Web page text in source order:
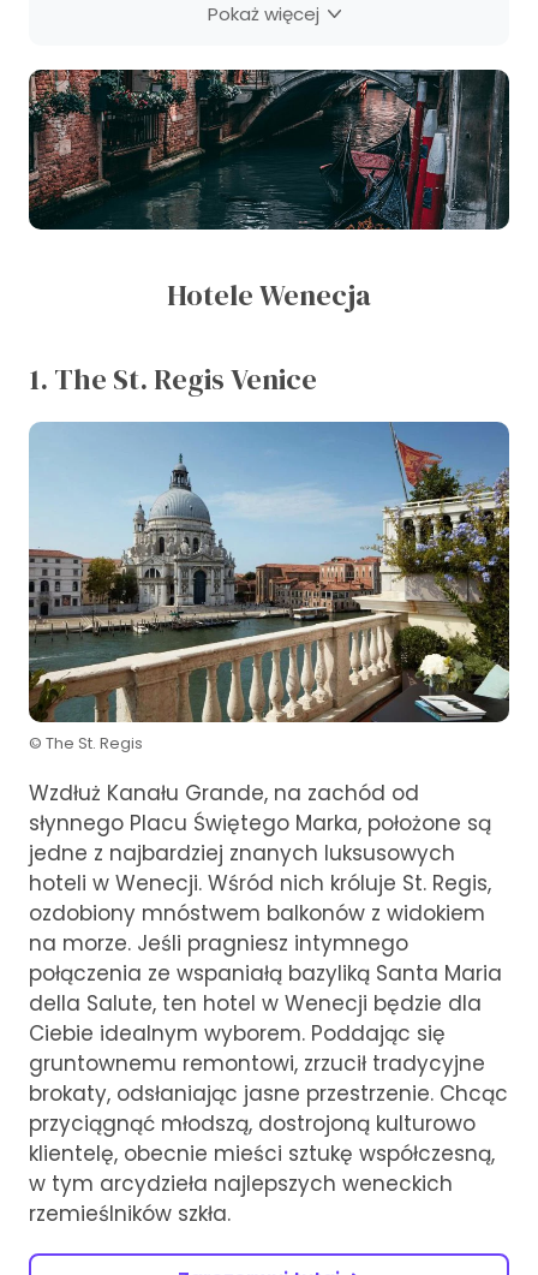
Pokaż więcej
Hotele Wenecja
1. The St. Regis Venice
© The St. Regis
Wzdłuż Kanału Grande, na zachód od
słynnego Placu Świętego Marka, położone są
jedne z najbardziej znanych luksusowych
hoteli w Wenecji. Wśród nich króluje St. Regis,
ozdobiony mnóstwem balkonów z widokiem
na morze. Jeśli pragniesz intymnego
połączenia ze wspaniałą bazyliką Santa Maria
della Salute, ten hotel w Wenecji będzie dla
Ciebie idealnym wyborem. Poddając się
gruntownemu remontowi, zrzucił tradycyjne
brokaty, odsłaniając jasne przestrzenie. Chcąc
przyciągnąć młodszą, dostrojoną kulturowo
klientelę, obecnie mieści sztukę współczesną,
w tym arcydzieła najlepszych weneckich
rzemieślników szkła.